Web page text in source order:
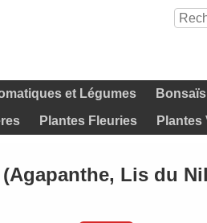
et Légumes Bonsaïs
Plantes Fleuries Plantes
Lis du